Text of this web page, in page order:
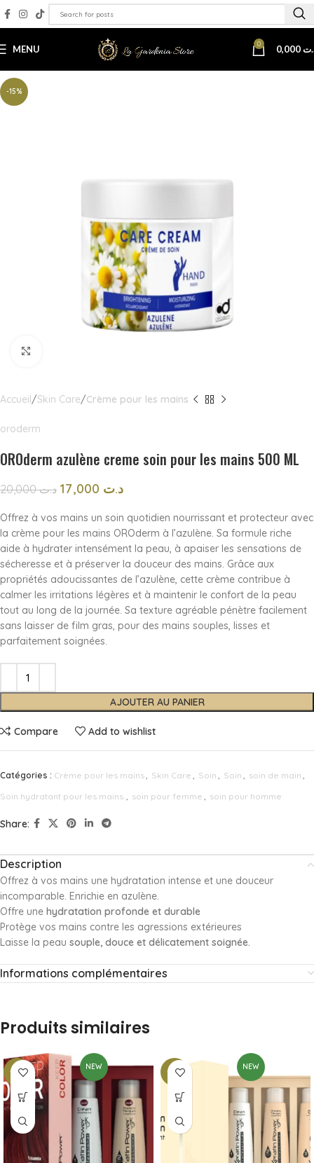
MENU 0
-15%
Accueil Skin Care Crème pour les mains
oroderm
OROderm azulène creme soin pour les mains 500 ML
د.ت20,000 د.ت
Offrez à vos mains un soin quotidien nourrissant et protecteur avec
la crème pour les mains OROderm à l’azulène. Sa formule riche
aide à hydrater intensément la peau, à apaiser les sensations de
sécheresse et à préserver la douceur des mains. Grâce aux
propriétés adoucissantes de l’azulène, cette crème contribue à
calmer les irritations légères et à maintenir le confort de la peau
tout au long de la journée. Sa texture agréable pénètre facilement
sans laisser de film gras, pour des mains souples, lisses et
parfaitement soignées.
AJOUTER AU PANIER
Compare Add to wishlist
Catégories : Crème pour les mains, Skin Care , Soin , Soin , soin de main ,
Soin hydratant pour les mains., soin pour femme , soin pour homme
Share:
Description
Offrez à vos mains une hydratation intense et une douceur
incomparable. Enrichie en azulène.
Offre une hydratation profonde et durable
Protège vos mains contre les agressions extérieures
Laisse la peau souple, douce et délicatement soignée.
Informations complémentaires
Produits similaires
-15%
NEW
-15%
NEW